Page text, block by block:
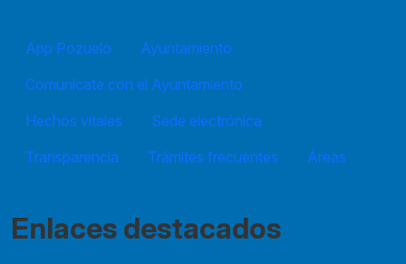
App Pozuelo
Ayuntamiento
Comunícate con el Ayuntamiento
Hechos vitales
Sede electrónica
Transparencia
Trámites frecuentes Áreas
Enlaces destacados